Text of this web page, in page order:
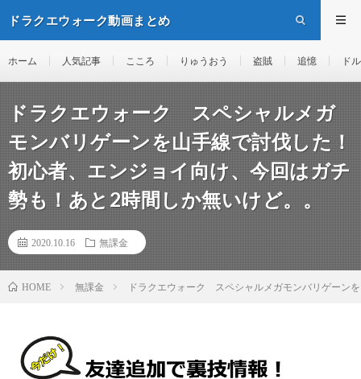
ドラクエウォーク動画まとめ
ホーム 人気記事 こころ りゅうおう 盗賊 追憶 ド
ドラクエウォーク スペシャルメガ
モンバリゲーンを山手線で討伐した！
初心者、エンジョイ向け、今回はガチ
勢も！あと2時間しか無いけど。。
2020.10.16 無課金
HOME 無課金 ドラクエウォーク スペシャルメガモンバリゲーン